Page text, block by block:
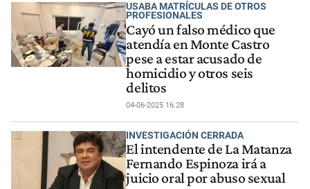
USABA MATRÍCULAS DE OTROS
PROFESIONALES
Cayó un falso médico que
atendía en Monte Castro
pese a estar acusado de
homicidio y otros seis
delitos
04-06-2025 16:28
INVESTIGACIÓN CERRADA
El intendente de La Matanza
Fernando Espinoza irá a
juicio oral por abuso sexual